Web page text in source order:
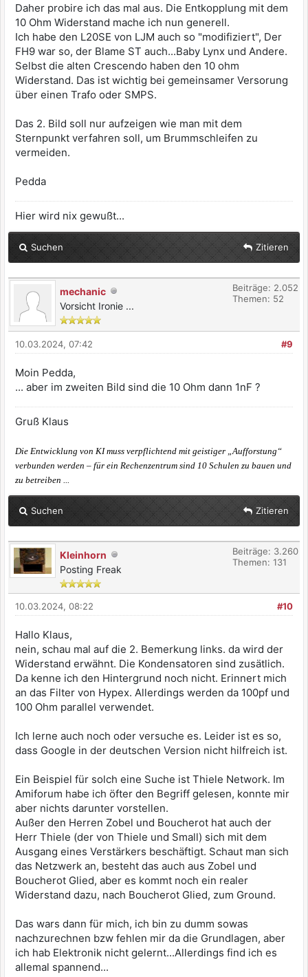
Daher probire ich das mal aus. Die Entkopplung mit dem
10 Ohm Widerstand mache ich nun generell.
Ich habe den L20SE von LJM auch so "modifiziert", Der
FH9 war so, der Blame ST auch...Baby Lynx und Andere.
Selbst die alten Crescendo haben den 10 ohm
Widerstand. Das ist wichtig bei gemeinsamer Versorung
über einen Trafo oder SMPS.
Das 2. Bild soll nur aufzeigen wie man mit dem
Sternpunkt verfahren soll, um Brummschleifen zu
vermeiden.
Pedda
Hier wird nix gewußt...
Suchen Zitieren
mechanic
Vorsicht Ironie ...
Beiträge: 2.052
Themen: 52
#9
10.03.2024, 07:42
Moin Pedda,
... aber im zweiten Bild sind die 10 Ohm dann 1nF ?
Gruß Klaus
Die Entwicklung von KI muss verpflichtend mit geistiger „Aufforstung“
verbunden werden – für ein Rechenzentrum sind 10 Schulen zu bauen und
zu betreiben ...
Suchen Zitieren
Kleinhorn
Posting Freak
Beiträge: 3.260
Themen: 131
#10
10.03.2024, 08:22
Hallo Klaus,
nein, schau mal auf die 2. Bemerkung links. da wird der
Widerstand erwähnt. Die Kondensatoren sind zusätlich.
Da kenne ich den Hintergrund noch nicht. Erinnert mich
an das Filter von Hypex. Allerdings werden da 100pf und
100 Ohm parallel verwendet.
Ich lerne auch noch oder versuche es. Leider ist es so,
dass Google in der deutschen Version nicht hilfreich ist.
Ein Beispiel für solch eine Suche ist Thiele Network. Im
Amiforum habe ich öfter den Begriff gelesen, konnte mir
aber nichts darunter vorstellen.
Außer den Herren Zobel und Boucherot hat auch der
Herr Thiele (der von Thiele und Small) sich mit dem
Ausgang eines Verstärkers beschäftigt. Schaut man sich
das Netzwerk an, besteht das auch aus Zobel und
Boucherot Glied, aber es kommt noch ein realer
Widerstand dazu, nach Boucherot Glied, zum Ground.
Das wars dann für mich, ich bin zu dumm sowas
nachzurechnen bzw fehlen mir da die Grundlagen, aber
ich hab Elektronik nicht gelernt...Allerdings find ich es
allemal spannend...